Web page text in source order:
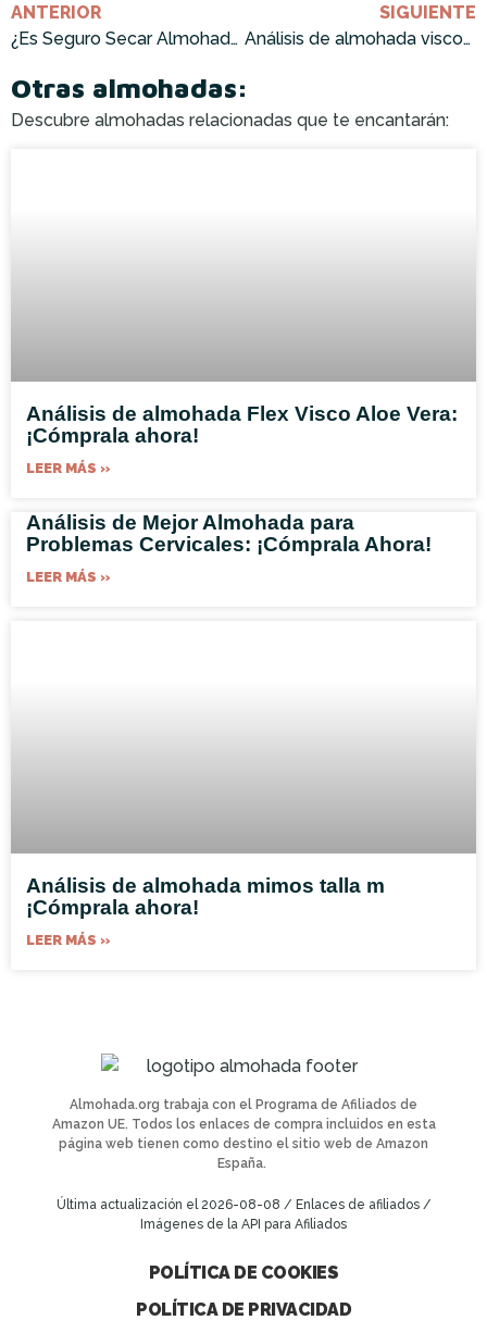
ANTERIOR
¿Es Seguro Secar Almohada Viscoelástica en Secadora? Análisis Completo ¡Cómprala Ahora!
SIGUIENTE
Análisis de almohada viscoelastica firmeza media: ¡Cómprala ahora!
Otras almohadas:
Descubre almohadas relacionadas que te encantarán:
Análisis de almohada Flex Visco Aloe Vera:
¡Cómprala ahora!
LEER MÁS »
Análisis de Mejor Almohada para
Problemas Cervicales: ¡Cómprala Ahora!
LEER MÁS »
Análisis de almohada mimos talla m
¡Cómprala ahora!
LEER MÁS »
Almohada.org trabaja con el Programa de Afiliados de
Amazon UE. Todos los enlaces de compra incluidos en esta
página web tienen como destino el sitio web de Amazon
España.
Última actualización el 2026-08-08 / Enlaces de afiliados /
Imágenes de la API para Afiliados
POLÍTICA DE COOKIES
POLÍTICA DE PRIVACIDAD